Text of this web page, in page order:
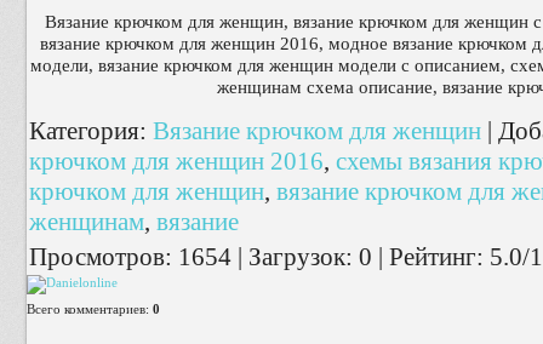
Вязание крючком для женщин, вязание крючком для женщин
вязание крючком для женщин 2016, модное вязание
модели, вязание крючком для женщин модели с описанием,
женщинам схема описание, вязание
Категория: Вязание крючком для женщин |
крючком для женщин 2016, схемы вязания
крючком для женщин, вязание крючком для
женщинам, вязание
Просмотров: 1654 | Загрузок: 0 | Рейтинг: 5.0/1
Всего комментариев: 0